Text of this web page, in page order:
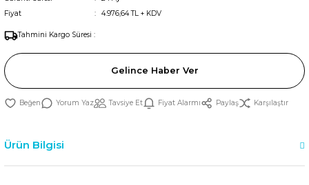
Fiyat
4.976,64 TL + KDV
Tahmini Kargo Süresi :
Gelince Haber Ver
Yorum Yaz Tavsiye Et Fiyat Alarmı Paylaş Karşılaştır
Ürün Bilgisi